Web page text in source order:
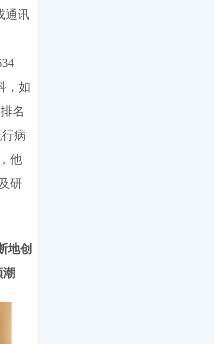
通讯
，如
名
病
他
研
地创